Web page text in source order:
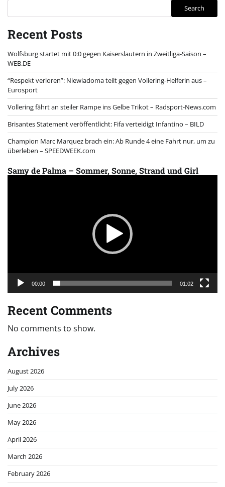
Search
Recent Posts
Wolfsburg startet mit 0:0 gegen Kaiserslautern in Zweitliga-Saison –
WEB.DE
“Respekt verloren”: Niewiadoma teilt gegen Vollering-Helferin aus –
Eurosport
Vollering fährt an steiler Rampe ins Gelbe Trikot – Radsport-News.com
Brisantes Statement veröffentlicht: Fifa verteidigt Infantino – BILD
Champion Marc Marquez brach ein: Ab Runde 4 eine Fahrt nur, um zu
überleben – SPEEDWEEK.com
Samy de Palma – Sommer, Sonne, Strand und Girl
00:00 01:02
Recent Comments
No comments to show.
Archives
August 2026
July 2026
June 2026
May 2026
April 2026
March 2026
February 2026